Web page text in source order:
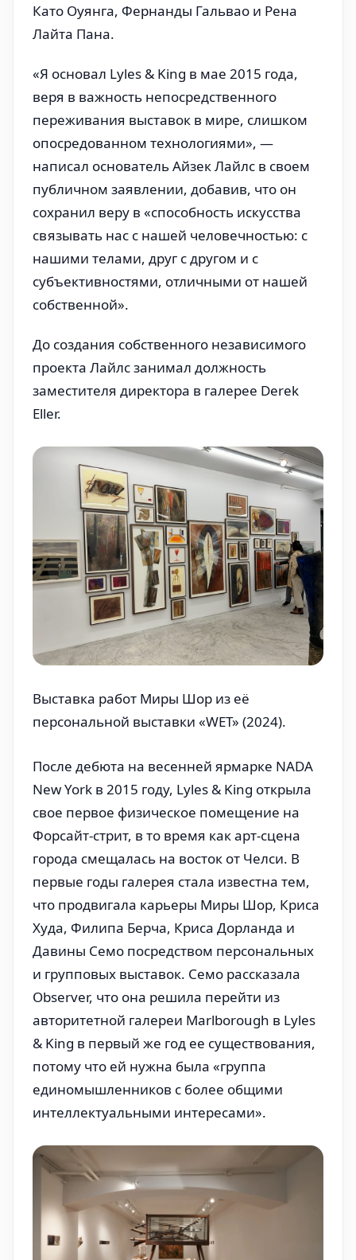
Като Оуянга, Фернанды Гальвао и Рена
Лайта Пана.
«Я основал Lyles & King в мае 2015 года,
веря в важность непосредственного
переживания выставок в мире, слишком
опосредованном технологиями», —
написал основатель Айзек Лайлс в своем
публичном заявлении, добавив, что он
сохранил веру в «способность искусства
связывать нас с нашей человечностью: с
нашими телами, друг с другом и с
субъективностями, отличными от нашей
собственной».
До создания собственного независимого
проекта Лайлс занимал должность
заместителя директора в галерее Derek
Eller.
Выставка работ Миры Шор из её
персональной выставки «WET» (2024).
После дебюта на весенней ярмарке NADA
New York в 2015 году, Lyles & King открыла
свое первое физическое помещение на
Форсайт-стрит, в то время как арт-сцена
города смещалась на восток от Челси. В
первые годы галерея стала известна тем,
что продвигала карьеры Миры Шор, Криса
Худа, Филипа Берча, Криса Дорланда и
Давины Семо посредством персональных
и групповых выставок. Семо рассказала
Observer, что она решила перейти из
авторитетной галереи Marlborough в Lyles
& King в первый же год ее существования,
потому что ей нужна была «группа
единомышленников с более общими
интеллектуальными интересами».